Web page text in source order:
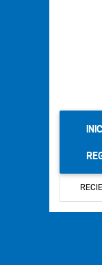
Centroamericanos y del